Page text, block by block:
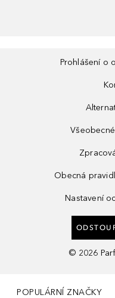
Prohlášení o
Obecná
Nastavení
© 2026
POPULÁRNÍ ZNAČKY